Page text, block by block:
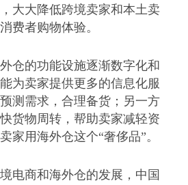
大大降低跨境卖家和本土卖
费者购物体验。
仓的功能设施逐渐数字化和
为卖家提供更多的信息化服
测需求，合理备货；另一方
货物周转，帮助卖家减轻资
家用海外仓这个“奢侈品”。
电商和海外仓的发展，中国